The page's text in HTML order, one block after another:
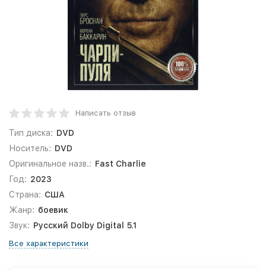
Написать отзыв
Тип диска: DVD
Носитель: DVD
Оригинальное назв.: Fast Charlie
Год: 2023
Страна: США
Жанр: боевик
Звук: Русский Dolby Digital 5.1
Все характеристики